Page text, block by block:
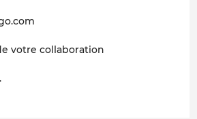
votre collaboration